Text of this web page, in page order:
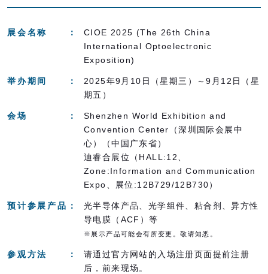
展会名称
CIOE 2025 (The 26th China
International Optoelectronic
Exposition)
举办期间 2025年9月 10 日（星期三）～9 月 12 日（星
期五 ）
会场
Shenzhen World Exhibition and
Convention Center（深圳国际会展中
心）（中国广东省）
迪睿合展位（ HALL:12、
Zone:Information and Communication
Expo、 展位 :12B729/12B730）
预计参展产品
光半导体产品、光学组件、粘合剂、异方性
导电膜（ ACF ）等
※展示产品可能会有所变更。敬请知悉。
参观方法
请通过官方网站的入场注册页面提前注册
后，前来现场。